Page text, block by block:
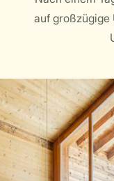
auf großzügige